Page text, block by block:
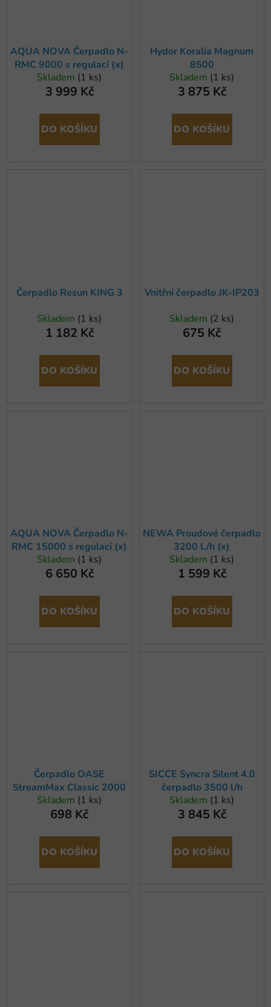
AQUA NOVA Čerpadlo N-
RMC 9000 s regulací (x)
Skladem (1 ks)
3 999 Kč
DO KOŠÍKU
Hydor Koralia Magnum
8500
Skladem (1 ks)
3 875 Kč
DO KOŠÍKU
Čerpadlo Resun KING 3
Skladem (1 ks)
1 182 Kč
DO KOŠÍKU
Vnitřní čerpadlo JK-IP203
Skladem (2 ks)
675 Kč
DO KOŠÍKU
AQUA NOVA Čerpadlo N-
RMC 15000 s regulací (x)
Skladem (1 ks)
6 650 Kč
DO KOŠÍKU
NEWA Proudové čerpadlo
3200 L/h (x)
Skladem (1 ks)
1 599 Kč
DO KOŠÍKU
Čerpadlo OASE
StreamMax Classic 2000
Skladem (1 ks)
698 Kč
DO KOŠÍKU
SICCE Syncra Silent 4.0
čerpadlo 3500 l/h
Skladem (1 ks)
3 845 Kč
DO KOŠÍKU